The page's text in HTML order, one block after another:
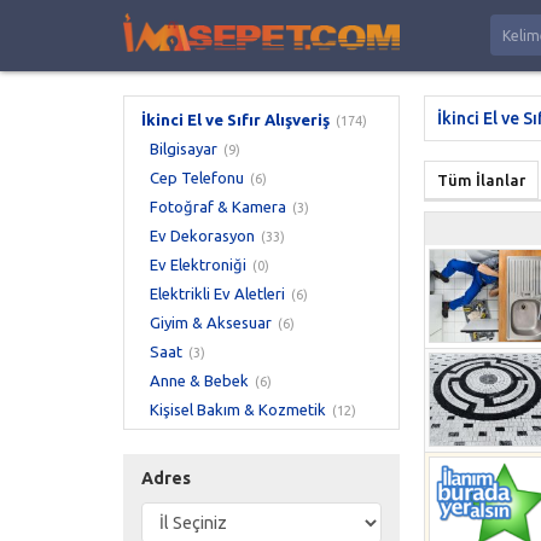
İkinci El ve Sıfır Alışveriş (174)
Bilgisayar (9)
Cep Telefonu (6)
Fotoğraf & Kamera (3)
Ev Dekorasyon (33)
Ev Elektroniği (0)
Elektrikli Ev Aletleri (6)
Giyim & Aksesuar (6)
Saat (3)
Anne & Bebek (6)
Kişisel Bakım & Kozmetik (12)
Oyun & Konsol
Müzik (3)
Adres
İkinci El ve
Tüm İlanlar